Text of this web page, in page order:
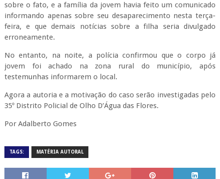
sobre o fato, e a família da jovem havia feito um comunicado
informando apenas sobre seu desaparecimento nesta terça-
feira, e que demais notícias sobre a filha seria divulgado
erroneamente.
No entanto, na noite, a polícia confirmou que o corpo já
jovem foi achado na zona rural do município, após
testemunhas informarem o local.
Agora a autoria e a motivação do caso serão investigadas pelo
35º Distrito Policial de Olho D’Água das Flores.
Por Adalberto Gomes
TAGS: MATÉRIA AUTORAL